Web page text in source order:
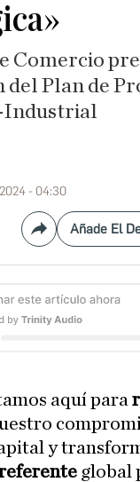
Comercio
del Plan de
Industrial
- 04:30
Compartir
Añade El
aquí para
y
global